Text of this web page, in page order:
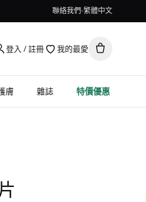
聯絡我們 繁體中文
登入 / 註冊 我的最愛
膚 雜誌 特價優惠